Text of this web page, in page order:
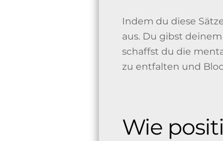
Indem du diese
aus. Du gibst
schaffst du die
zu entfalten und
Wie